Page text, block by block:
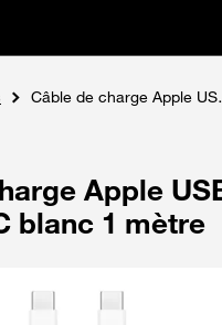
Câble de charge Apple USB-C vers USB-C blanc 1 mètre
Apple
blanc 1 mètre